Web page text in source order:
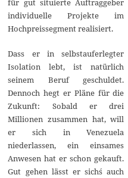
für gut situierte Auftraggeber
individuelle Projekte im
Hochpreissegment realisiert.
Dass er in selbstauferlegter
Isolation lebt, ist natürlich
seinem Beruf geschuldet.
Dennoch hegt er Pläne für die
Zukunft: Sobald er drei
Millionen zusammen hat, will
er sich in Venezuela
niederlassen, ein einsames
Anwesen hat er schon gekauft.
Gut gehen lässt er sich´s auch